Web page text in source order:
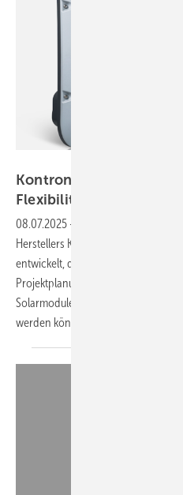
Kontron Solar:
Flexibilität
08.07.2025 -
Herstellers Kontron Solar mit zehn
entwickelt, dass er Installateuren
Projektplanung bietet. Er verfügt
Solarmodule auf dem Dach in vier
werden können.